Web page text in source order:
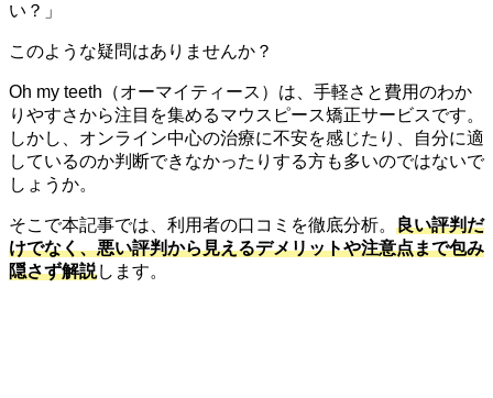
い？」
このような疑問はありませんか？
Oh my teeth（オーマイティース）は、手軽さと費用のわか
りやすさから注目を集めるマウスピース矯正サービスです。
しかし、オンライン中心の治療に不安を感じたり、自分に適
しているのか判断できなかったりする方も多いのではないで
しょうか。
そこで本記事では、利用者の口コミを徹底分析。 良い評判だ
けでなく、悪い評判から見えるデメリットや注意点まで包み
隠さず解説します。